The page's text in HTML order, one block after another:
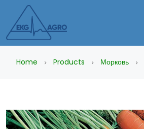
Home Products Морковь